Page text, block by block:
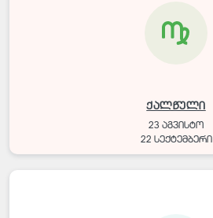
ქალწული
23 აგვისტო
22 სექტემბერი